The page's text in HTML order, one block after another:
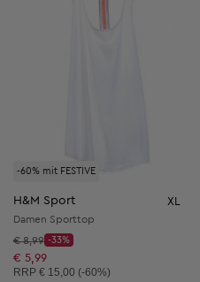
-60% mit FESTIVE
H&M Sport XL
Damen Sporttop
Startpreis:
€ 8,99
Discount Price:
-33%
Reduzierter Preis:
€ 5,99
Unverbindliche Preisempfehlung:
RRP € 15,00 (-60%)